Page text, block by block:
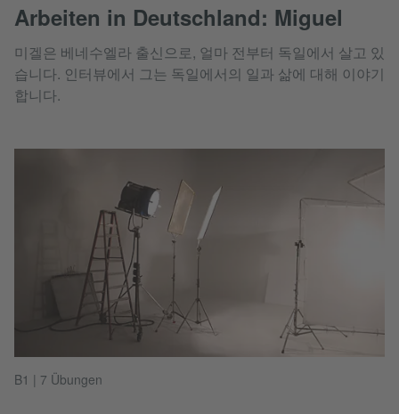
Arbeiten in Deutschland: Miguel
미겔은 베네수엘라 출신으로, 얼마 전부터 독일에서 살고 있
습니다. 인터뷰에서 그는 독일에서의 일과 삶에 대해 이야기
합니다.
B1 | 7 Übungen